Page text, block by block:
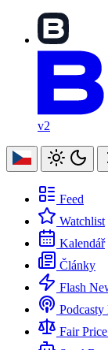
v2
Feed
Watchlist
Kalendář
Články
Flash
Podcasty
Fair